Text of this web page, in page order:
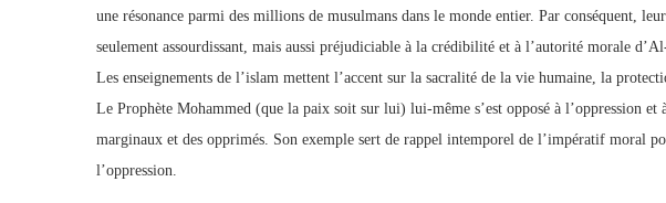
une résonance parmi des millions de musulmans dans le monde entier. Par conséquent,
seulement assourdissant, mais aussi préjudiciable à la crédibilité et à l’autorité morale
Les enseignements de l’islam mettent l’accent sur la sacralité de la vie humaine, la
Le Prophète Mohammed (que la paix soit sur lui) lui-même s’est opposé à l’oppression
marginaux et des opprimés. Son exemple sert de rappel intemporel de l’impératif moral
l’oppression.